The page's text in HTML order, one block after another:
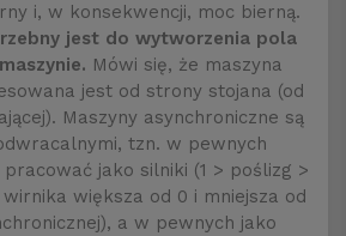
i, w konsekwencji, moc bierną.
jest do wytworzenia pola
Mówi się, że maszyna
jest od strony stojana (od
Maszyny asynchroniczne są
tzn. w pewnych
jako silniki (1 > poślizg >
większa od 0 i mniejsza od
a w pewnych jako